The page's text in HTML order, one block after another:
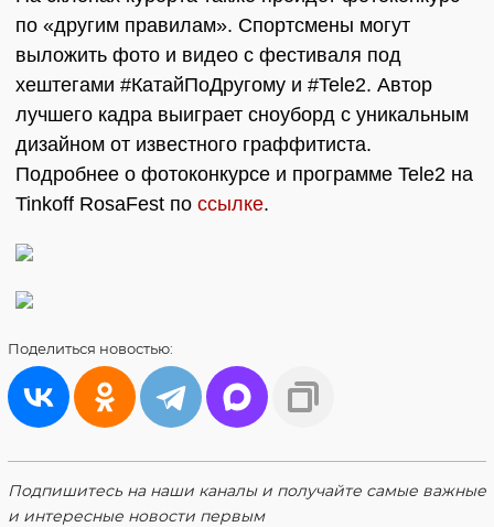
по «другим правилам». Спортсмены могут
выложить фото и видео с фестиваля под
хештегами #КатайПоДругому и #Tele2. Автор
лучшего кадра выиграет сноуборд с уникальным
дизайном от известного граффитиста.
Подробнее о фотоконкурсе и программе Tele2 на
Tinkoff RosaFest по ссылке.
Поделиться новостью:
Подпишитесь на наши каналы и получайте самые важные
и интересные новости первым